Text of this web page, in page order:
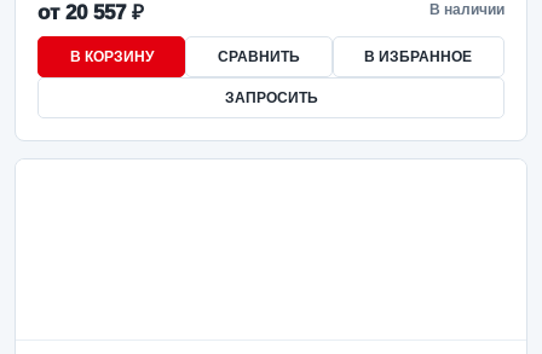
от 20 557 ₽ В наличии
В КОРЗИНУ СРАВНИТЬ В ИЗБРАННОЕ
ЗАПРОСИТЬ